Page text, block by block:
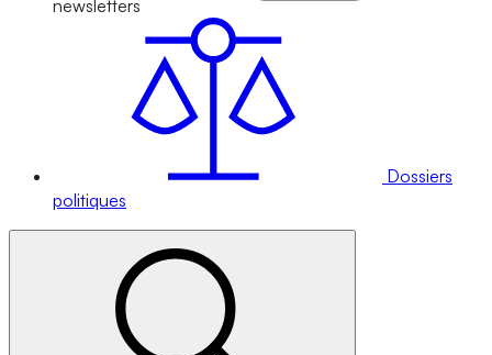
newsletters
Dossiers
politiques